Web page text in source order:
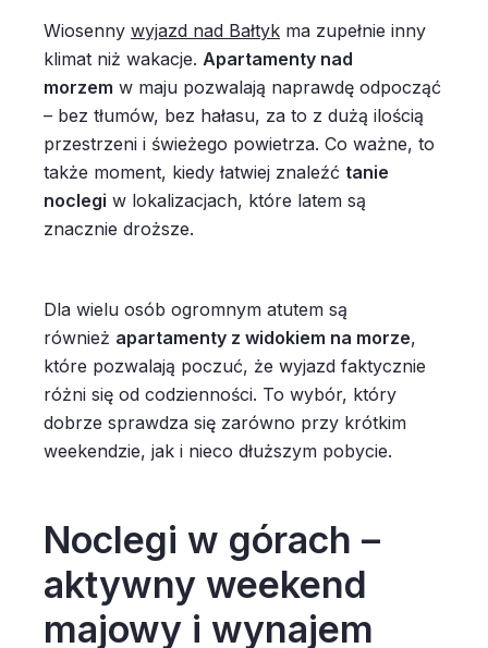
Wiosenny wyjazd nad Bałtyk ma zupełnie inny
klimat niż wakacje. Apartamenty nad
morzem w maju pozwalają naprawdę odpocząć
– bez tłumów, bez hałasu, za to z dużą ilością
przestrzeni i świeżego powietrza. Co ważne, to
także moment, kiedy łatwiej znaleźć tanie
noclegi w lokalizacjach, które latem są
znacznie droższe.
Dla wielu osób ogromnym atutem są
również apartamenty z widokiem na morze,
które pozwalają poczuć, że wyjazd faktycznie
różni się od codzienności. To wybór, który
dobrze sprawdza się zarówno przy krótkim
weekendzie, jak i nieco dłuższym pobycie.
Noclegi w górach –
aktywny weekend
majowy i wynajem